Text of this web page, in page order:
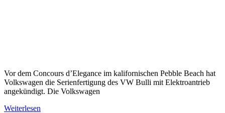
Vor dem Concours d’Elegance im kalifornischen Pebble Beach hat
Volkswagen die Serienfertigung des VW Bulli mit Elektroantrieb
angekündigt. Die Volkswagen
Weiterlesen